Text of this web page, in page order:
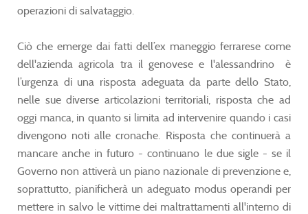
operazioni di salvataggio.
Ciò che emerge dai fatti dell’ex maneggio ferrarese come
dell'azienda agricola tra il genovese e l'alessandrino è
l’urgenza di una risposta adeguata da parte dello Stato,
nelle sue diverse articolazioni territoriali, risposta che ad
oggi manca, in quanto si limita ad intervenire quando i casi
divengono noti alle cronache. Risposta che continuerà a
mancare anche in futuro - continuano le due sigle - se il
Governo non attiverà un piano nazionale di prevenzione e,
soprattutto, pianificherà un adeguato modus operandi per
mettere in salvo le vittime dei maltrattamenti all'interno di